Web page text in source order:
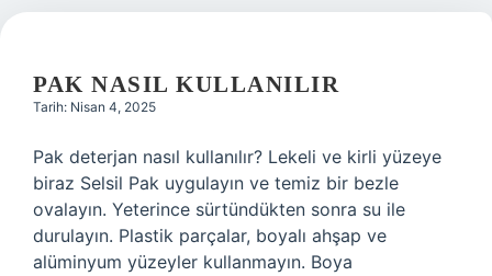
PAK NASIL KULLANILIR
Tarih: Nisan 4, 2025
Pak deterjan nasıl kullanılır? Lekeli ve kirli yüzeye
biraz Selsil Pak uygulayın ve temiz bir bezle
ovalayın. Yeterince sürtündükten sonra su ile
durulayın. Plastik parçalar, boyalı ahşap ve
alüminyum yüzeyler kullanmayın. Boya